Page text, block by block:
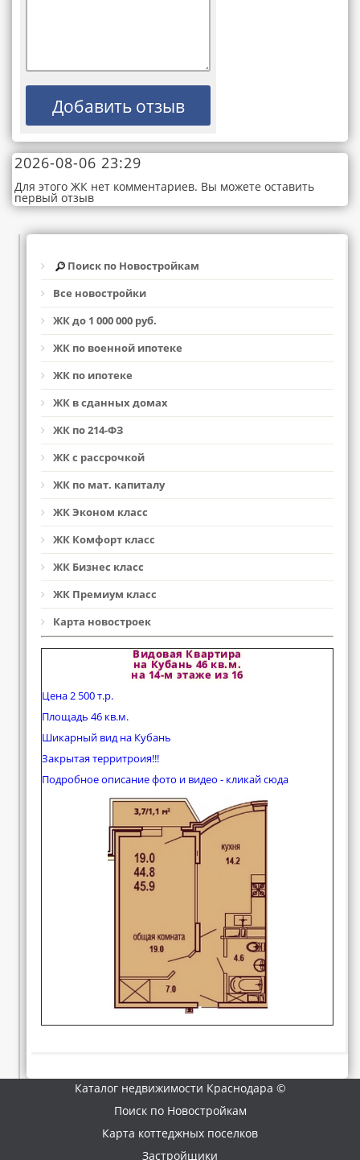
2026-08-06 23:29
Для этого ЖК нет комментариев. Вы можете оставить
первый отзыв
Поиск по Новостройкам
Все новостройки
ЖК до 1 000 000 руб.
ЖК по военной ипотеке
ЖК по ипотеке
ЖК в сданных домах
ЖК по 214-ФЗ
ЖК с рассрочкой
ЖК по мат. капиталу
ЖК Эконом класс
ЖК Комфорт класс
ЖК Бизнес класс
ЖК Премиум класс
Карта новостроек
Видовая Квартира
на Кубань 46 кв.м.
на 14-м этаже из 16
Цена 2 500 т.р.
Площадь 46 кв.м.
Шикарный вид на Кубань
Закрытая территроия!!!
Подробное описание фото и видео - кликай сюда
Каталог недвижимости Краснодара ©
Поиск по Новостройкам
Карта коттеджных поселков
Застройщики